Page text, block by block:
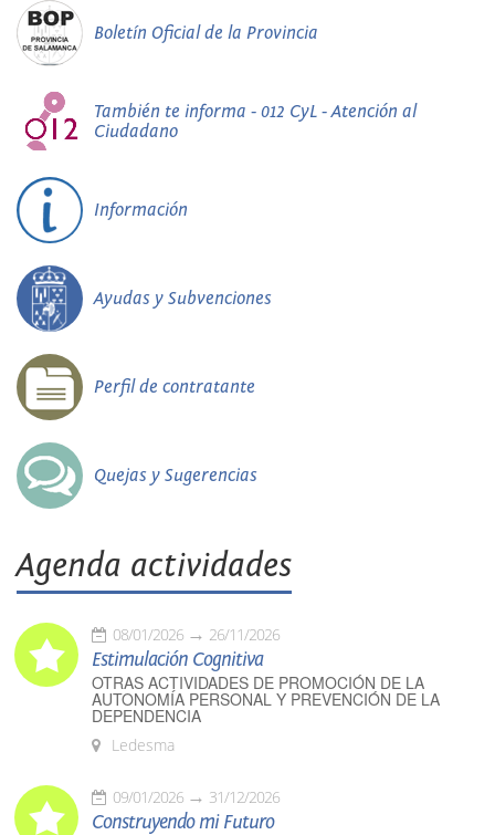
Boletín Oficial de la Provincia
También te informa - 012 CyL - Atención al
Ciudadano
Información
Ayudas y Subvenciones
Perfil de contratante
Quejas y Sugerencias
Agenda actividades
08/01/2026 26/11/2026
Estimulación Cognitiva
OTRAS ACTIVIDADES DE PROMOCIÓN DE LA
AUTONOMÍA PERSONAL Y PREVENCIÓN DE LA
DEPENDENCIA
Ledesma
09/01/2026 31/12/2026
Construyendo mi Futuro